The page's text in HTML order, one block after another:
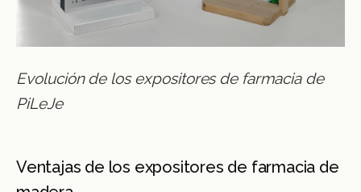
Evolución de los expositores de farmacia de
PiLeJe
Ventajas de los expositores de farmacia de